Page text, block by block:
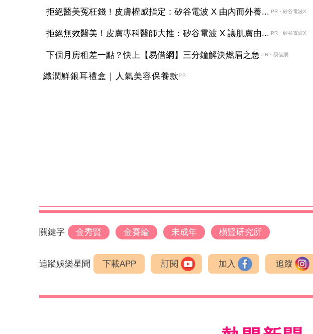
拒絕醫美冤枉錢！皮膚權威指定：矽谷電波 X 由內而外養... PR・矽谷電波X
拒絕無效醫美！皮膚專科醫師大推：矽谷電波 X 讓肌膚由... PR・矽谷電波X
下個月房租差一點？快上【易借網】三分鐘解決燃眉之急 PR・易借網
纖潤鮮銀耳禮盒｜人氣美容保養款 PR
關鍵字 金秀賢 金賽綸 未成年 橫豎研究所
追蹤娛樂星聞 下載APP 訂閱 加入 追蹤